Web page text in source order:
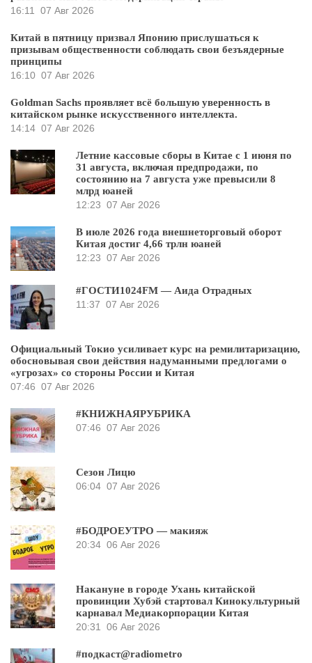
16:11
07 Авг 2026
Китай в пятницу призвал Японию прислушаться к
призывам общественности соблюдать свои безъядерные
принципы
16:10 07 Авг 2026
Goldman Sachs проявляет всё большую уверенность в
китайском рынке искусственного интеллекта.
14:14 07 Авг 2026
Летние кассовые сборы в Китае с 1 июня по
31 августа, включая предпродажи, по
состоянию на 7 августа уже превысили 8
млрд юаней
12:23 07 Авг 2026
В июле 2026 года внешнеторговый оборот
Китая достиг 4,66 трлн юаней
12:23 07 Авг 2026
#ГОСТИ1024FM — Аида Отрадных
11:37 07 Авг 2026
Официальный Токио усиливает курс на ремилитаризацию,
обосновывая свои действия надуманными предлогами о
«угрозах» со стороны России и Китая
07:46 07 Авг 2026
#КНИЖНАЯРУБРИКА
07:46 07 Авг 2026
Сезон Лицю
06:04 07 Авг 2026
#БОДРОЕУТРО — макияж
20:34 06 Авг 2026
Накануне в городе Ухань китайской
провинции Хубэй стартовал Кинокультурный
карнавал Медиакорпорации Китая
20:31
06 Авг 2026
#подкаст@radiometro